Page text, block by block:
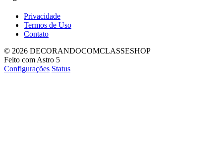
Privacidade
Termos de Uso
Contato
© 2026 DECORANDOCOMCLASSESHOP
Feito com Astro 5
Configurações Status